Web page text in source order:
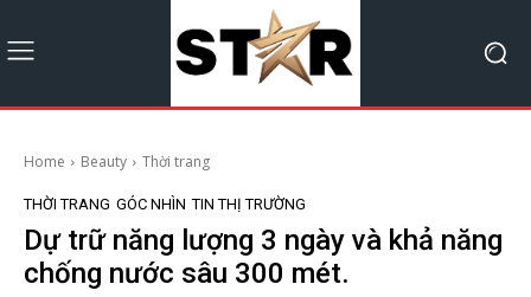
Home Beauty Thời trang
THỜI TRANG GÓC NHÌN TIN THỊ TRƯỜNG
Dự trữ năng lượng 3 ngày và khả năng
chống nước sâu 300 mét.